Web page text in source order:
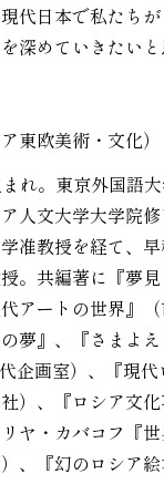
代日本で私たちが
深めていきたいと
東欧美術・文化）
れ。東京外国語
人文大学大学院
准教授を経て、
。共編著に『夢
アートの世界』
夢』、『さまよ
企画室）、『現代
）、『ロシア文
ヤ・カバコフ『
、『幻のロシア